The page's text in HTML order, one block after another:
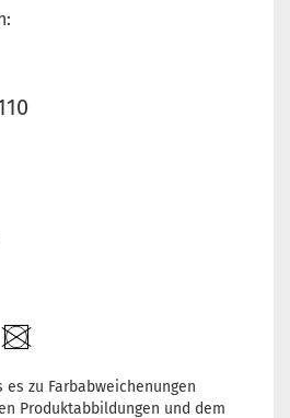
zu Farbabweichenungen
Produktabbildungen und dem